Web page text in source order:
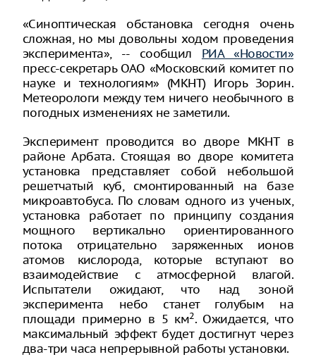
«Синоптическая обстановка сегодня очень
сложная, но мы довольны ходом проведения
эксперимента», -- сообщил РИА «Новости»
пресс-секретарь ОАО «Московский комитет по
науке и технологиям» (МКНТ) Игорь Зорин.
Метеорологи между тем ничего необычного в
погодных изменениях не заметили.
Эксперимент проводится во дворе МКНТ в
районе Арбата. Стоящая во дворе комитета
установка представляет собой небольшой
решетчатый куб, смонтированный на базе
микроавтобуса. По словам одного из ученых,
установка работает по принципу создания
мощного вертикально ориентированного
потока отрицательно заряженных ионов
атомов кислорода, которые вступают во
взаимодействие с атмосферной влагой.
Испытатели ожидают, что над зоной
эксперимента небо станет голубым на
площади примерно в 5 км2. Ожидается, что
максимальный эффект будет достигнут через
два-три часа непрерывной работы установки.